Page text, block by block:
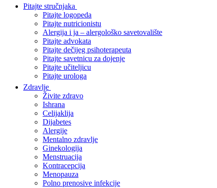
Pitajte stručnjaka
Pitajte logopeda
Pitajte nutricionistu
Alergija i ja – alergološko savetovalište
Pitajte advokata
Pitajte dečijeg psihoterapeuta
Pitajte savetnicu za dojenje
Pitajte učiteljicu
Pitajte urologa
Zdravlje
Živite zdravo
Ishrana
Celijaklija
Dijabetes
Alergije
Mentalno zdravlje
Ginekologija
Menstruacija
Kontracepcija
Menopauza
Polno prenosive infekcije